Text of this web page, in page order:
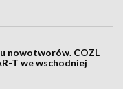
nowotworów. COZL
T we wschodniej